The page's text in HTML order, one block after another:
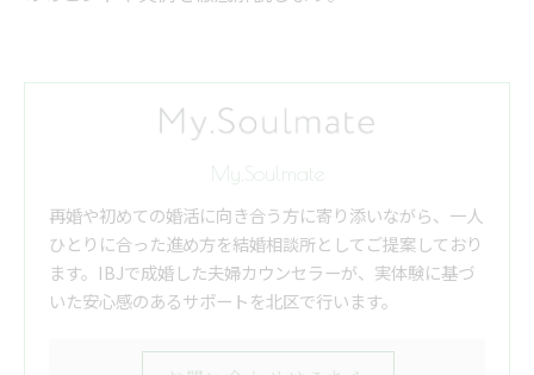
My.Soulmate
再婚や初めての婚活に向き合う方に寄り添いながら、一人
ひとりに合った進め方を結婚相談所としてご提案しており
ます。IBJで成婚した夫婦カウンセラーが、実体験に基づ
いた安心感のあるサポートを北区で行います。